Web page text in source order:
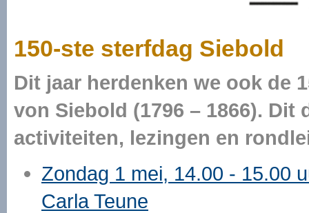
150-ste sterfdag Siebold
Dit jaar herdenken we ook de
von Siebold (1796 – 1866).
activiteiten, lezingen en
Zondag 1 mei, 14.00 - 15.00
Carla Teune